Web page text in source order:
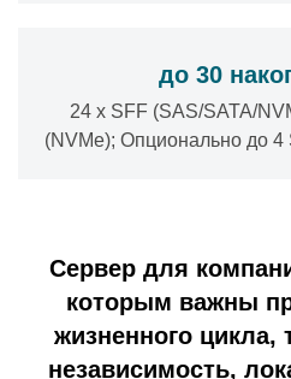
до 30
24 x SFF (SAS/SATA/
(NVMe); Опционально до 4
Сервер для
которым важны
жизненного цикла,
независимость,